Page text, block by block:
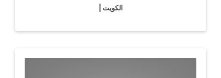
الكويت |